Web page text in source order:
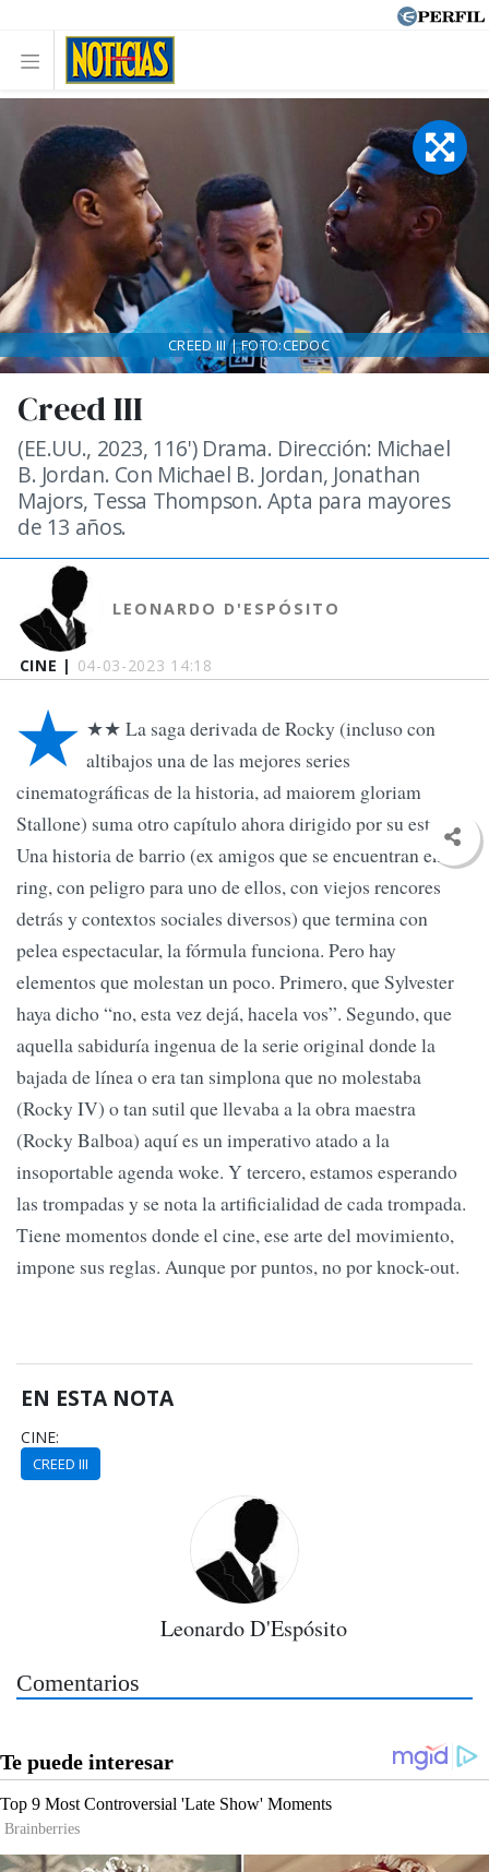
CINE | 04-03-2023 14:18
Creed III
(EE.UU., 2023, 116') Drama. Dirección: Michael
B. Jordan. Con Michael B. Jordan, Jonathan
Majors, Tessa Thompson. Apta para mayores
de 13 años.
LEONARDO D'ESPÓSITO
CREED III | FOTO:CEDOC
★ ★★ La saga derivada de Rocky (incluso con
altibajos una de las mejores series
cinematográficas de la historia, ad maiorem gloriam
Stallone) suma otro capítulo ahora dirigido por su estrella.
Una historia de barrio (ex amigos que se encuentran en el
ring, con peligro para uno de ellos, con viejos rencores
detrás y contextos sociales diversos) que termina con
pelea espectacular, la fórmula funciona. Pero hay
elementos que molestan un poco. Primero, que Sylvester
haya dicho “no, esta vez dejá, hacela vos”. Segundo, que
aquella sabiduría ingenua de la serie original donde la
bajada de línea o era tan simplona que no molestaba
(Rocky IV) o tan sutil que llevaba a la obra maestra
(Rocky Balboa) aquí es un imperativo atado a la
insoportable agenda woke. Y tercero, estamos esperando
las trompadas y se nota la artificialidad de cada trompada.
Tiene momentos donde el cine, ese arte del movimiento,
impone sus reglas. Aunque por puntos, no por knock-out.
EN ESTA NOTA
CINE:
CREED III
Leonardo D'Espósito
Comentarios